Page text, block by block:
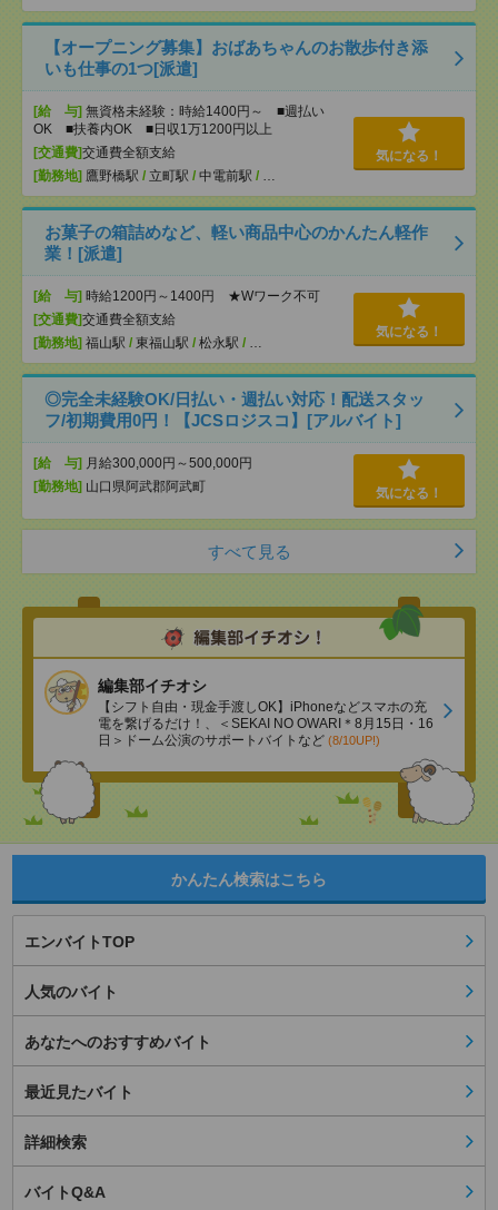
【オープニング募集】おばあちゃんのお散歩付き添
いも仕事の1つ[派遣]
[給 与] 無資格未経験：時給1400円～ ■週払い
OK ■扶養内OK ■日収1万1200円以上
[交通費]交通費全額支給
[勤務地] 鷹野橋駅 / 立町駅 / 中電前駅 / …
気になる！
お菓子の箱詰めなど、軽い商品中心のかんたん軽作
業！[派遣]
[給 与] 時給1200円～1400円 ★Wワーク不可
[交通費]交通費全額支給
[勤務地] 福山駅 / 東福山駅 / 松永駅 / …
気になる！
◎完全未経験OK/日払い・週払い対応！配送スタッ
フ/初期費用0円！【JCSロジスコ】[アルバイト]
[給 与] 月給300,000円～500,000円
[勤務地] 山口県阿武郡阿武町 気になる！
すべて見る
編集部イチオシ
【シフト自由・現金手渡しOK】iPhoneなどスマホの充
電を繋げるだけ！、＜SEKAI NO OWARI＊8月15日・16
日＞ドーム公演のサポートバイトなど (8/10UP!)
かんたん検索はこちら
エンバイトTOP
人気のバイト
あなたへのおすすめバイト
最近見たバイト
詳細検索
バイトQ&A